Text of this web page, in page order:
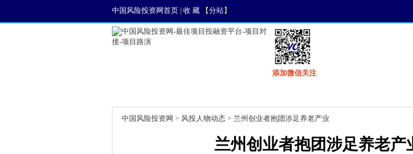
中国风险投资网首页 收 藏 【分站】
添加微信关注
中国风险投资网 > 风投人物动态 > 兰州创业者抱团涉足养老产业
兰州创业者抱团涉足养老产